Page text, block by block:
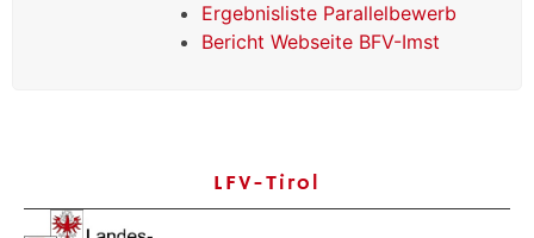
Ergebnisliste Parallelbewerb
Bericht Webseite BFV-Imst
LFV-Tirol